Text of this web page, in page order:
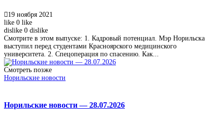
19 ноября 2021
like 0 like
dislike 0 dislike
Смотрите в этом выпуске: 1. Кадровый потенциал. Мэр Норильска
выступил перед студентами Красноярского медицинского
университета. 2. Спецоперация по спасению. Как...
Смотреть позже
Норильские новости
Норильские новости — 28.07.2026